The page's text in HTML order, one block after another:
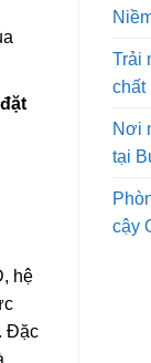
hệ
Đặc
Trải
chất
Nơi
tại
cậy